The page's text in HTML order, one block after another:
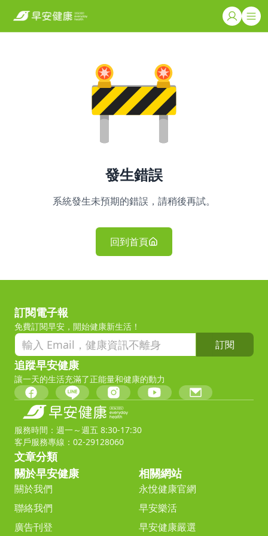
發生錯誤
系統發生未預期的錯誤，請稍後再試。
回到首頁
訂閱電子報
免費訂閱早安，開始健康新生活！
訂閱
追蹤早安健康
讓一天的生活充滿了正能量和健康的動力
服務時間：週一～週五 8:30-17:30
客戶服務專線：02-29128060
文章分類
關於早安健康
關於我們
聯絡我們
廣告刊登
相關網站
永悅健康官網
早安樂活
早安健康嚴選